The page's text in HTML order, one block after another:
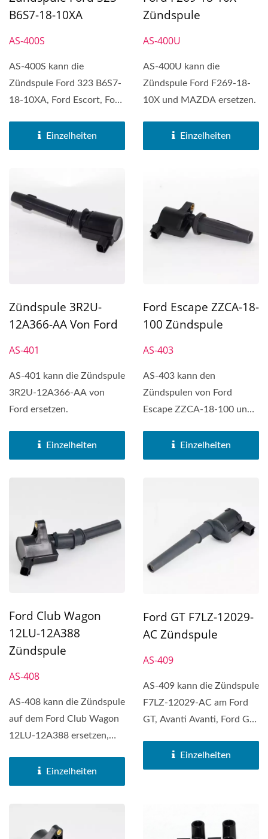
B6S7-18-10XA
AS-400S
AS-400S kann die
Zündspule Ford 323 B6S7-
18-10XA, Ford Escort, Ford
Mercury...Einzelheiten
Zündspule
AS-400U
AS-400U kann die
Zündspule Ford F269-18-
10X und MAZDA ersetzen.
Einzelheiten
Zündspule 3R2U-
12A366-AA Von Ford
AS-401
AS-401 kann die Zündspule
3R2U-12A366-AA von
Ford ersetzen.
Einzelheiten
Ford Escape ZZCA-18-
100 Zündspule
AS-403
AS-403 kann den
Zündspulen von Ford
Escape ZZCA-18-100 und
Ford Focus...Einzelheiten
Ford Club Wagon
12LU-12A388
Zündspule
AS-408
AS-408 kann die Zündspule
auf dem Ford Club Wagon
12LU-12A388 ersetzen,
Einzelheiten
Ford GT F7LZ-12029-
AC Zündspule
AS-409
AS-409 kann die Zündspule
F7LZ-12029-AC am Ford
GT, Avanti Avanti, Ford GT,
Einzelheiten